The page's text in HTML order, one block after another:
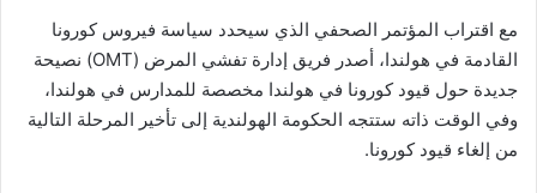
مع اقتراب المؤتمر الصحفي الذي سيحدد سياسة فيروس كورونا
القادمة في هولندا، أصدر فريق إدارة تفشي المرض (OMT) نصيحة
جديدة حول قيود كورونا في هولندا مخصصة للمدارس في هولندا،
وفي الوقت ذاته ستتجه الحكومة الهولندية إلى تأخير المرحلة التالية
من إلغاء قيود كورونا.